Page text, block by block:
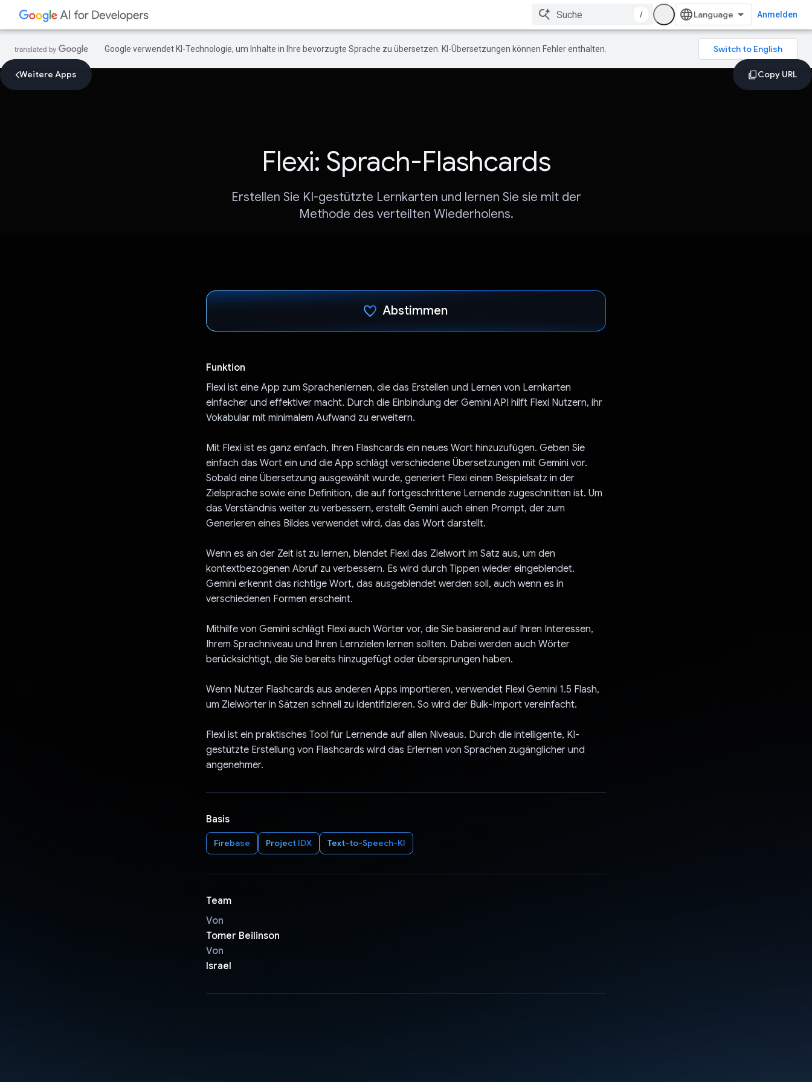
/ Anmelden
Google verwendet KI-Technologie, um Inhalte in Ihre bevorzugte Sprache zu übersetzen. KI-Übersetzungen können Fehler enthalten.
Weitere Apps
Flexi: Sprach-Flashcards
Erstellen Sie KI-gestützte Lernkarten und lernen Sie sie mit der
Methode des verteilten Wiederholens.
Abstimmen
Funktion
Flexi ist eine App zum Sprachenlernen, die das Erstellen und Lernen von Lernkarten
einfacher und effektiver macht. Durch die Einbindung der Gemini API hilft Flexi Nutzern, ihr
Vokabular mit minimalem Aufwand zu erweitern.
Mit Flexi ist es ganz einfach, Ihren Flashcards ein neues Wort hinzuzufügen. Geben Sie
einfach das Wort ein und die App schlägt verschiedene Übersetzungen mit Gemini vor.
Sobald eine Übersetzung ausgewählt wurde, generiert Flexi einen Beispielsatz in der
Zielsprache sowie eine Definition, die auf fortgeschrittene Lernende zugeschnitten ist. Um
das Verständnis weiter zu verbessern, erstellt Gemini auch einen Prompt, der zum
Generieren eines Bildes verwendet wird, das das Wort darstellt.
Wenn es an der Zeit ist zu lernen, blendet Flexi das Zielwort im Satz aus, um den
kontextbezogenen Abruf zu verbessern. Es wird durch Tippen wieder eingeblendet.
Gemini erkennt das richtige Wort, das ausgeblendet werden soll, auch wenn es in
verschiedenen Formen erscheint.
Mithilfe von Gemini schlägt Flexi auch Wörter vor, die Sie basierend auf Ihren Interessen,
Ihrem Sprachniveau und Ihren Lernzielen lernen sollten. Dabei werden auch Wörter
berücksichtigt, die Sie bereits hinzugefügt oder übersprungen haben.
Wenn Nutzer Flashcards aus anderen Apps importieren, verwendet Flexi Gemini 1.5 Flash,
um Zielwörter in Sätzen schnell zu identifizieren. So wird der Bulk-Import vereinfacht.
Flexi ist ein praktisches Tool für Lernende auf allen Niveaus. Durch die intelligente, KI-
gestützte Erstellung von Flashcards wird das Erlernen von Sprachen zugänglicher und
angenehmer.
Basis
Firebase Project IDX Text-to-Speech-KI
Team
Von
Tomer Beilinson
Von
Israel